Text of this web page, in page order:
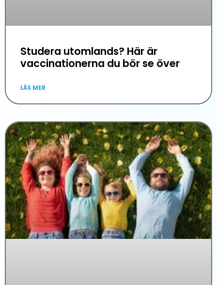
Studera utomlands? Här är
vaccinationerna du bör se över
LÄS MER